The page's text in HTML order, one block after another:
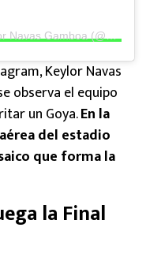
Una publicación compartida de Keylor Navas Gamboa (@keylornavas1)
Keylor Navas
observa el equipo
un Goya.En la
del estadio
que forma la
la Final